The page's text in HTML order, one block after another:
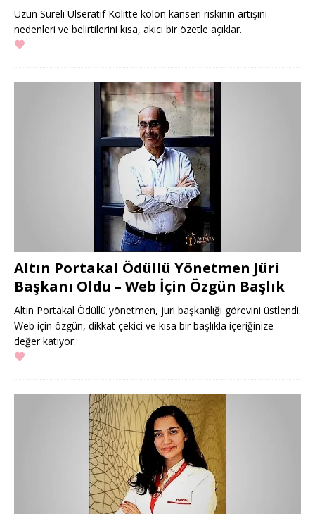
Uzun Süreli Ülseratif Kolitte kolon kanseri riskinin artışını
nedenleri ve belirtilerini kısa, akıcı bir özetle açıklar.
Altın Portakal Ödüllü Yönetmen Jüri
Başkanı Oldu – Web İçin Özgün Başlık
Altın Portakal Ödüllü yönetmen, juri başkanlığı görevini üstlendi.
Web için özgün, dikkat çekici ve kısa bir başlıkla içeriğinize
değer katıyor.